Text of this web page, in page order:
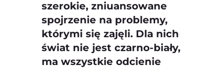
szerokie, zniuansowane
spojrzenie na problemy,
którymi się zajęli. Dla nich
świat nie jest czarno-biały,
ma wszystkie odcienie